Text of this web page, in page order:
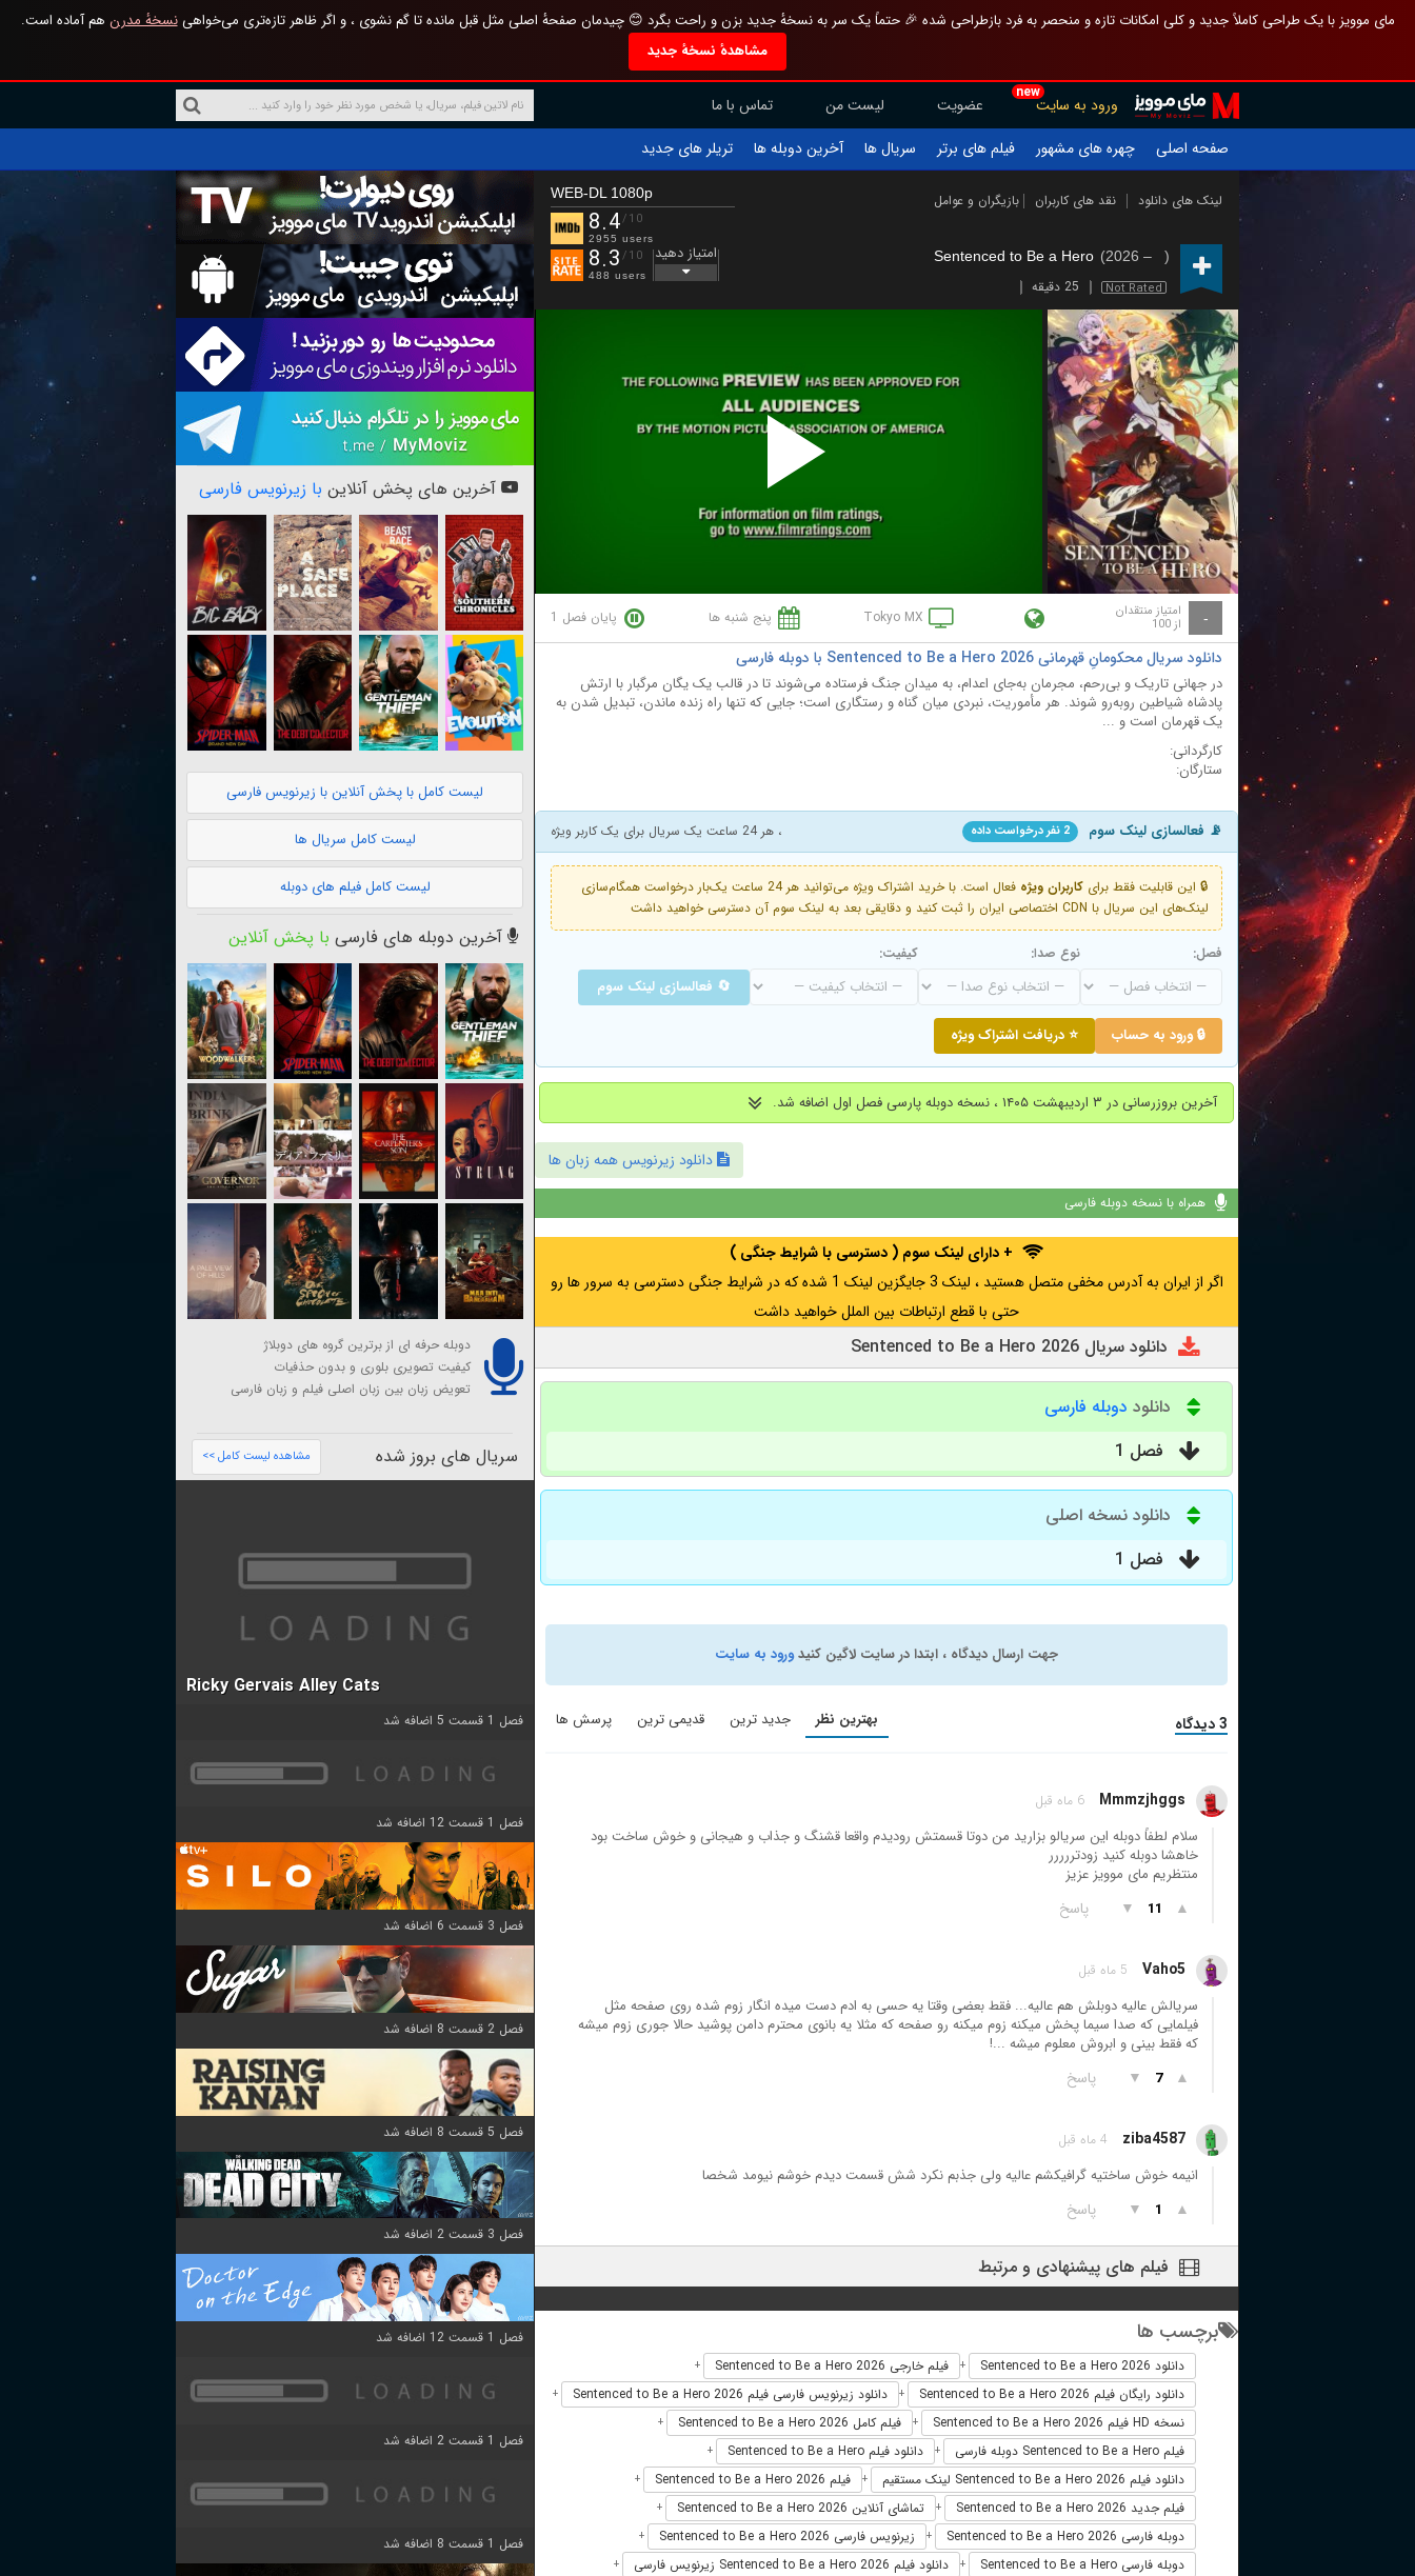
مای موویز با یک طراحی کاملاً جدید و کلی امکانات تازه و منحصر به فرد بازطراحی شده 🎉 حتماً یک سر به نسخهٔ جدید بزن و راحت بگرد 😊 چیدمان صفحهٔ اصلی مثل قبل مانده تا گم نشوی ، و اگر ظاهر تازه‌تری می‌خواهینسخهٔ مدرن هم آماده است.
مشاهدهٔ نسخهٔ جدید
new
ورود به سایت عضویت لیست من
تماس با ما
صفحه اصلی
چهره های مشهور فیلم های برتر سریال ها آخرین دوبله ها تریلر های جدید
لینک های دانلود نقد های کاربران بازیگران و عوامل
Sentenced to Be a Hero (2026 – )
Not Rated 25 دقیقه
WEB-DL 1080p
8.4/10
2955 users
8.3 /10
488 users
امتیاز دهید
Play
Video
- امتیاز منتقدان
از 100 Tokyo MX پنج شنبه ها پایان فصل 1
دانلود سریال محکومانِ قهرمانی Sentenced to Be a Hero 2026 با دوبله فارسی
در جهانی تاریک و بی‌رحم، مجرمان به‌جای اعدام، به میدان جنگ فرستاده می‌شوند تا در قالب یک یگان مرگبار با ارتش
پادشاه شیاطین روبه‌رو شوند. هر مأموریت، نبردی میان گناه و رستگاری است؛ جایی که تنها راه زنده ماندن، تبدیل شدن به
یک قهرمان است و ...
کارگردانی:
ستارگان:
📡 فعالسازی لینک سوم 2 نفر درخواست داده ، هر 24 ساعت یک سریال برای یک کاربر ویژه
🔒 این قابلیت فقط برای کاربران ویژه
فعال است. با خرید اشتراک ویژه می‌توانید هر 24 ساعت یک‌بار درخواست همگام‌سازی
لینک‌های این سریال با CDN اختصاصی ایران را ثبت کنید و دقایقی بعد به لینک سوم آن دسترسی خواهید داشت
فصل: نوع صدا: کیفیت:
🔄 فعالسازی لینک سوم
🔒 ورود به حساب ⭐ دریافت اشتراک ویژه
آخرین بروزرسانی در ۳ اردیبهشت ۱۴۰۵ ، نسخه دوبله پارسی فصل اول اضافه شد.
دانلود زیرنویس همه زبان ها
همراه با نسخه دوبله فارسی
+ دارای لینک سوم ( دسترسی با شرایط جنگی )
اگر از ایران به آدرس مخفی متصل هستید ، لینک 3 جایگزین لینک 1 شده که در شرایط جنگی دسترسی به سرور ها رو
حتی با قطع ارتباطات بین الملل خواهید داشت
دانلود سریال Sentenced to Be a Hero 2026
دانلود دوبله فارسی
فصل 1
دانلود نسخه اصلی
فصل 1
جهت ارسال دیدگاه ، ابتدا در سایت لاگین کنیدورود به سایت
3 دیدگاه بهترین نظر جدید ترین قدیمی ترین پرسش ها
Mmmzjhggs 6 ماه قبل
سلام لطفاً دوبله این سریالو بزارید من دوتا قسمتش رودیدم واقعا قشنگ و جذاب و هیجانی و خوش ساخت بود
خاهشا دوبله کنید زودتررررر
منتظریم مای موویز عزیز
▲
11
▼ پاسخ
Vaho5 5 ماه قبل
سریالش عالیه دوبلش هم عالیه... فقط بعضی وقتا یه حسی به ادم دست میده انگار زوم شده روی صفحه مثل
فیلمایی که صدا سیما پخش میکنه زوم میکنه رو صفحه که مثلا یه بانوی محترم دامن پوشید حالا جوری زوم میشه
که فقط بینی و ابروش معلوم میشه ...!
▲
7
▼ پاسخ
ziba4587 4 ماه قبل
انیمه خوش ساختیه گرافیکشم عالیه ولی جذبم نکرد شش قسمت دیدم خوشم نیومد شخصا
▲
1
▼ پاسخ
فیلم های پیشنهادی و مرتبط
برچسب ها
دانلود Sentenced to Be a Hero 2026 + فیلم خارجی Sentenced to Be a Hero 2026 +
دانلود رایگان فیلم Sentenced to Be a Hero 2026 + دانلود زیرنویس فارسی فیلم Sentenced to Be a Hero 2026 +
نسخه HD فیلم Sentenced to Be a Hero 2026 + فیلم کامل Sentenced to Be a Hero 2026 +
فیلم Sentenced to Be a Hero دوبله فارسی + دانلود فیلم Sentenced to Be a Hero +
دانلود فیلم Sentenced to Be a Hero 2026 لینک مستقیم + فیلم Sentenced to Be a Hero 2026 +
فیلم جدید Sentenced to Be a Hero 2026 + تماشای آنلاین Sentenced to Be a Hero 2026 +
دوبله فارسی Sentenced to Be a Hero 2026 + زیرنویس فارسی Sentenced to Be a Hero 2026 +
دوبله فارسی Sentenced to Be a Hero + دانلود فیلم Sentenced to Be a Hero 2026 زیرنویس فارسی +
آخرین های پخش آنلاین با زیرنویس فارسی
لیست کامل با پخش آنلاین با زیرنویس فارسی
لیست کامل سریال ها
لیست کامل فیلم های دوبله
آخرین دوبله های فارسی با پخش آنلاین
دوبله حرفه ای از برترین گروه های دوبلاژ
کیفیت تصویری بلوری و بدون حذفیات
تعویض زبان بین زبان اصلی فیلم و زبان فارسی
سریال های بروز شده مشاهده لیست کامل >>
Ricky Gervais Alley Cats
فصل 1 قسمت 5 اضافه شد
فصل 1 قسمت 12 اضافه شد
فصل 3 قسمت 6 اضافه شد
فصل 2 قسمت 8 اضافه شد
فصل 5 قسمت 8 اضافه شد
فصل 3 قسمت 2 اضافه شد
فصل 1 قسمت 12 اضافه شد
فصل 1 قسمت 2 اضافه شد
فصل 1 قسمت 8 اضافه شد